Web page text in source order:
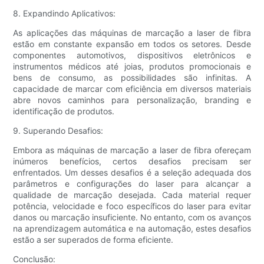
8. Expandindo Aplicativos:
As aplicações das máquinas de marcação a laser de fibra
estão em constante expansão em todos os setores. Desde
componentes automotivos, dispositivos eletrônicos e
instrumentos médicos até joias, produtos promocionais e
bens de consumo, as possibilidades são infinitas. A
capacidade de marcar com eficiência em diversos materiais
abre novos caminhos para personalização, branding e
identificação de produtos.
9. Superando Desafios:
Embora as máquinas de marcação a laser de fibra ofereçam
inúmeros benefícios, certos desafios precisam ser
enfrentados. Um desses desafios é a seleção adequada dos
parâmetros e configurações do laser para alcançar a
qualidade de marcação desejada. Cada material requer
potência, velocidade e foco específicos do laser para evitar
danos ou marcação insuficiente. No entanto, com os avanços
na aprendizagem automática e na automação, estes desafios
estão a ser superados de forma eficiente.
Conclusão: